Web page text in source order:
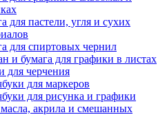
для пастели, угля и сухих
для спиртовых чернил
и бумага для графики в листах
для черчения
для маркеров
для рисунка и графики
акрила и смешанных